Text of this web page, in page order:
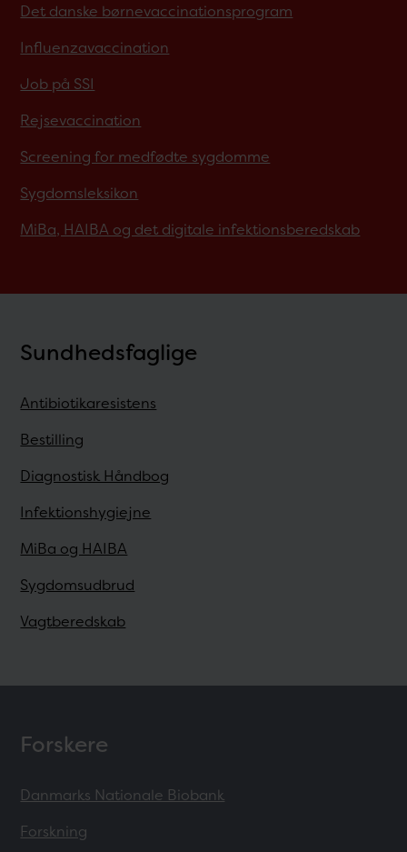
Det danske børnevaccinationsprogram
Influenzavaccination
Job på SSI
Rejsevaccination
Screening for medfødte sygdomme
Sygdomsleksikon
MiBa, HAIBA og det digitale infektionsberedskab
Sundhedsfaglige
Antibiotikaresistens
Bestilling
Diagnostisk Håndbog
Infektionshygiejne
MiBa og HAIBA
Sygdomsudbrud
Vagtberedskab
Forskere
Danmarks Nationale Biobank
Forskning